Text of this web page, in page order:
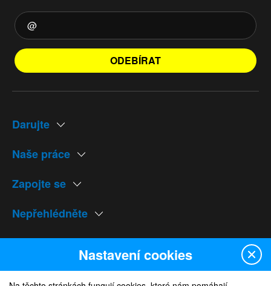
ODEBÍRAT
Darujte
Naše práce
Zapojte se
Nepřehlédněte
Naše weby
Nastavení cookies